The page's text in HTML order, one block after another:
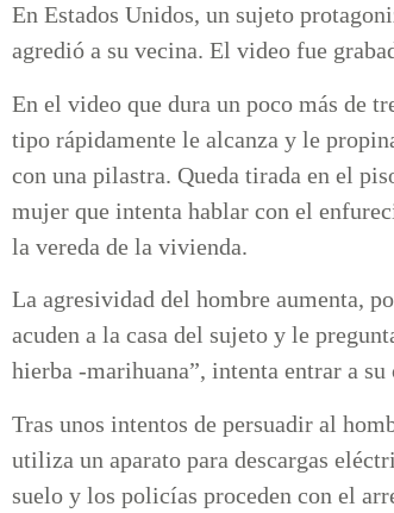
En Estados Unidos, un sujeto
agredió a su vecina. El video fue
En el video que dura un poco más de
tipo rápidamente le alcanza y le
con una pilastra. Queda tirada en el
mujer que intenta hablar con el
la vereda de la vivienda.
La agresividad del hombre aumenta,
acuden a la casa del sujeto y le
hierba -marihuana”, intenta entrar a
Tras unos intentos de persuadir al
utiliza un aparato para descargas
suelo y los policías proceden con el